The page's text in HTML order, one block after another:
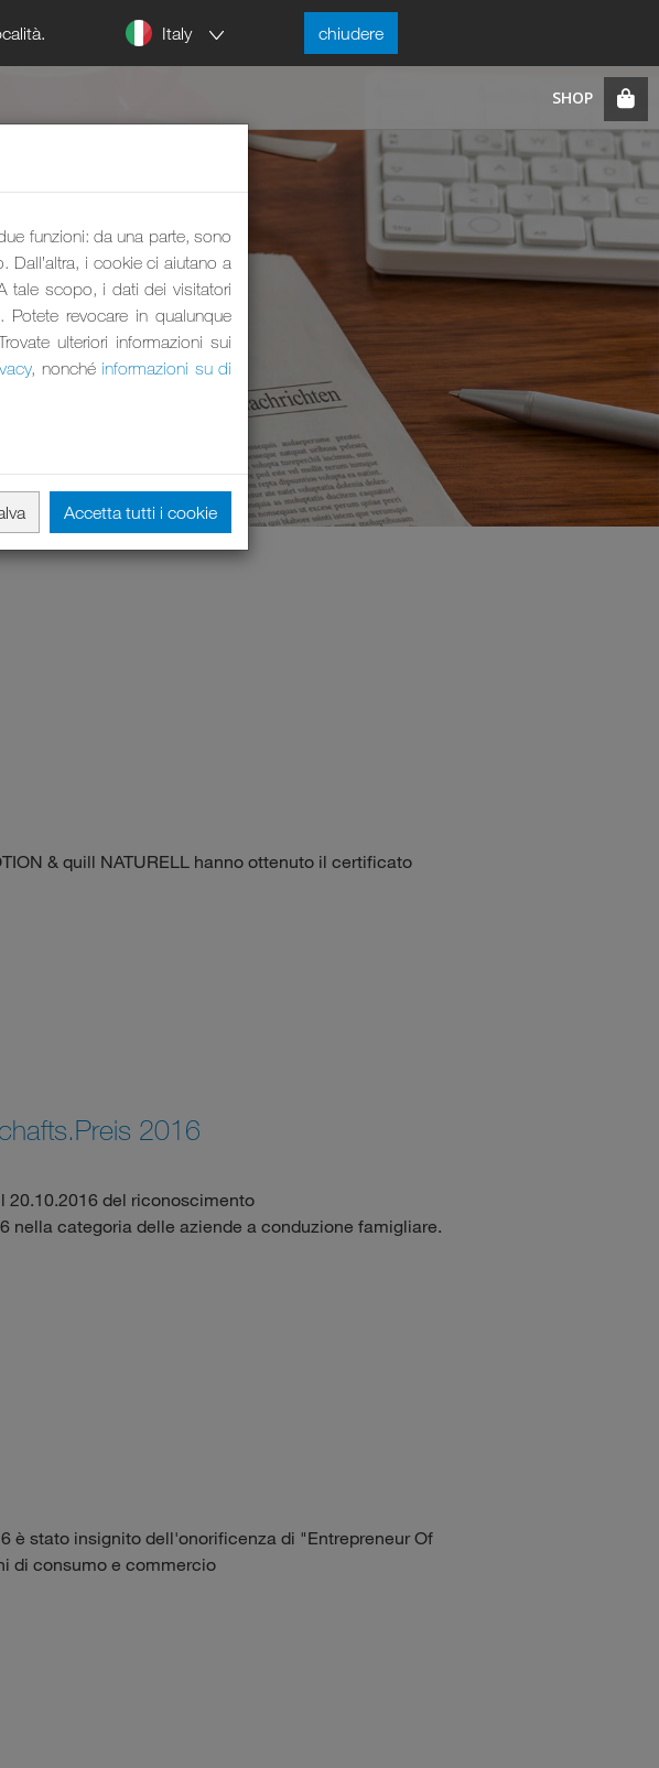
Italy chiudere
& quill NATURELL hanno ottenuto il certificato
2016
20.10.2016 del riconoscimento
nella categoria delle aziende a conduzione famigliare.
è stato insignito dell'onorificenza di "Entrepreneur Of
di consumo e commercio
funzioni: da una parte, sono
Dall’altra, i cookie ci aiutano a
tale scopo, i dati dei visitatori
revocare in qualunque
ulteriori informazioni sui
, nonché informazioni su di
Accetta tutti i cookie